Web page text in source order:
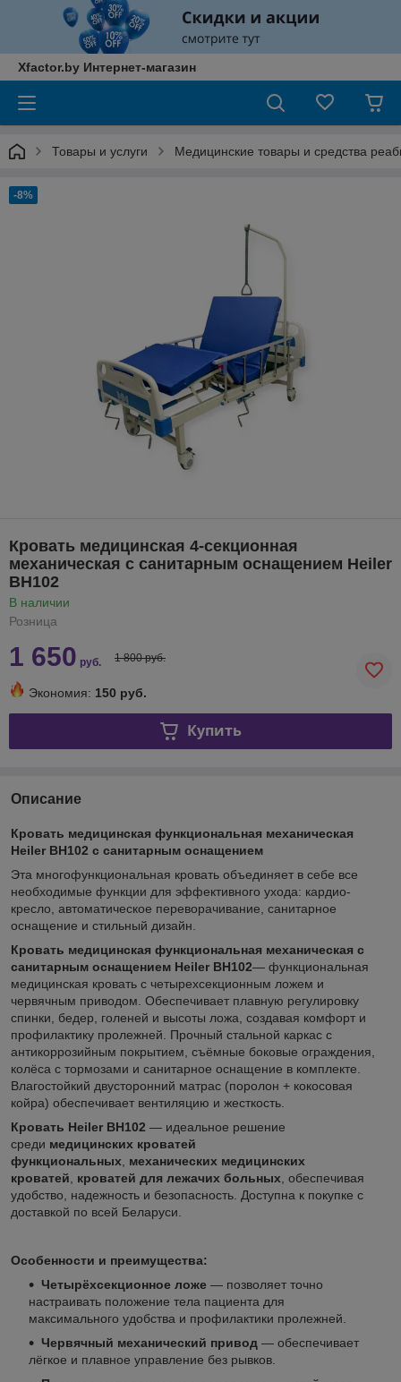
Xfactor.by Интернет-магазин
Товары и услуги Медицинские товары и средства
-8%
Кровать медицинская 4-секционная
механическая с санитарным оснащением Heiler
BH102
В наличии
Розница
1 650 руб. 1 800 руб.
Экономия: 150 руб.
Купить
Описание
Кровать медицинская функциональная механическая
Heiler BH102 с санитарным оснащением
Эта многофункциональная кровать объединяет в себе все
необходимые функции для эффективного ухода: кардио-
кресло, автоматическое переворачивание, санитарное
оснащение и стильный дизайн.
Кровать медицинская функциональная механическая с
санитарным оснащением Heiler BH102— функциональная
медицинская кровать с четырехсекционным ложем и
червячным приводом. Обеспечивает плавную регулировку
спинки, бедер, голеней и высоты ложа, создавая комфорт и
профилактику пролежней. Прочный стальной каркас с
антикоррозийным покрытием, съёмные боковые ограждения,
колёса с тормозами и санитарное оснащение в комплекте.
Влагостойкий двусторонний матрас (поролон + кокосовая
койра) обеспечивает вентиляцию и жесткость.
Кровать Heiler BH102 — идеальное решение
среди медицинских кроватей
функциональных
механических медицинских
кроватей
кроватей для лежачих больных , обеспечивая
удобство, надежность и безопасность. Доступна к покупке с
доставкой по всей Беларуси.
Особенности и преимущества:
Четырёхсекционное ложе — позволяет точно
настраивать положение тела пациента для
максимального удобства и профилактики пролежней.
Червячный механический привод — обеспечивает
лёгкое и плавное управление без рывков.